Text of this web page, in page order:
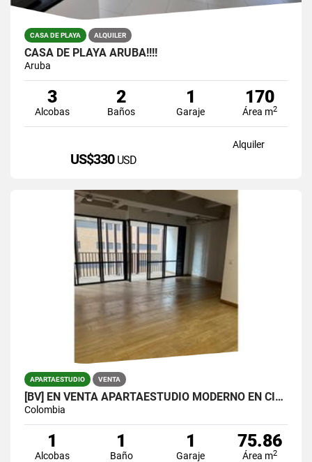
CASA DE PLAYA ALQUILER
CASA DE PLAYA ARUBA!!!!
Aruba
3
Alcobas
2
Baños
1
Garaje
170
Área m2
Alquiler
US$330 USD
APARTAESTUDIO VENTA
[BV] EN VENTA APARTAESTUDIO MODERNO EN CIUDAD DEL RÍO, MEDELLÍN
Colombia
1
Alcobas
1
Baño
1
Garaje
75.86
Área m2